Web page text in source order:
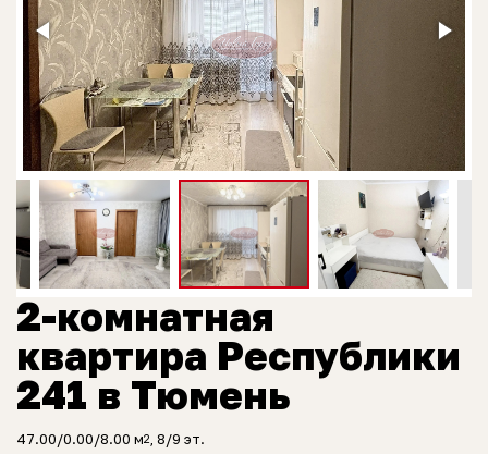
2-комнатная
квартира Республики
241 в Тюмень
47.00/0.00/8.00 м2 , 8/9 эт.